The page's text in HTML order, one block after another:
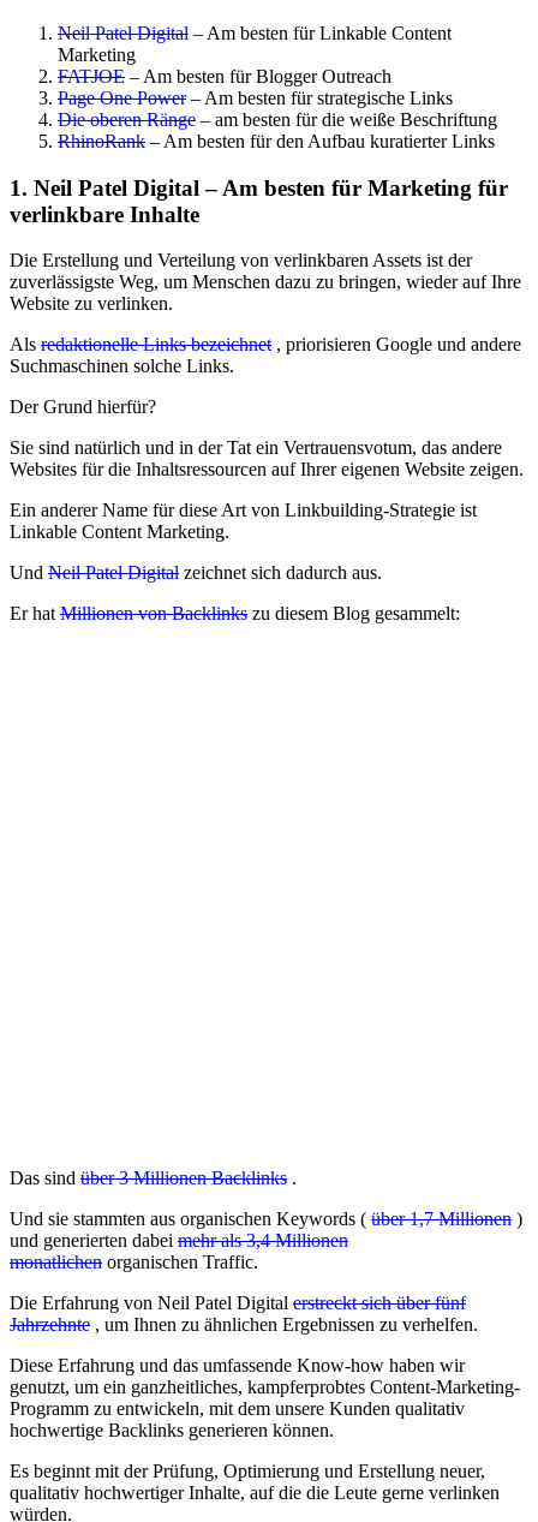
Neil Patel Digital – Am besten für Linkable Content
Marketing
FATJOE – Am besten für Blogger Outreach
Page One Power– Am besten für strategische Links
Die oberen Ränge – am besten für die weiße Beschriftung
RhinoRank – Am besten für den Aufbau kuratierter Links
1. Neil Patel Digital – Am besten für Marketing für
verlinkbare Inhalte
Die Erstellung und Verteilung von verlinkbaren Assets ist der
zuverlässigste Weg, um Menschen dazu zu bringen, wieder auf Ihre
Website zu verlinken.
Als redaktionelle Links bezeichnet , priorisieren Google und andere
Suchmaschinen solche Links.
Der Grund hierfür?
Sie sind natürlich und in der Tat ein Vertrauensvotum, das andere
Websites für die Inhaltsressourcen auf Ihrer eigenen Website zeigen.
Ein anderer Name für diese Art von Linkbuilding-Strategie ist
Linkable Content Marketing.
Und Neil Patel Digital zeichnet sich dadurch aus.
Er hat Millionen von Backlinks zu diesem Blog gesammelt:
Das sind über 3 Millionen Backlinks .
Und sie stammten aus organischen Keywords ( über 1,7 Millionen )
und generierten dabei mehr als 3,4 Millionen
monatlichen organischen Traffic.
Die Erfahrung von Neil Patel Digital erstreckt sich über fünf
Jahrzehnte , um Ihnen zu ähnlichen Ergebnissen zu verhelfen.
Diese Erfahrung und das umfassende Know-how haben wir
genutzt, um ein ganzheitliches, kampferprobtes Content-Marketing-
Programm zu entwickeln, mit dem unsere Kunden qualitativ
hochwertige Backlinks generieren können.
Es beginnt mit der Prüfung, Optimierung und Erstellung neuer,
qualitativ hochwertiger Inhalte, auf die die Leute gerne verlinken
würden.